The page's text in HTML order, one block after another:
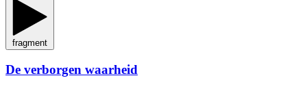
fragment
De verborgen waarheid